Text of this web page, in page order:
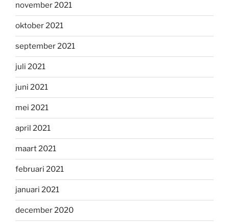
november 2021
oktober 2021
september 2021
juli 2021
juni 2021
mei 2021
april 2021
maart 2021
februari 2021
januari 2021
december 2020